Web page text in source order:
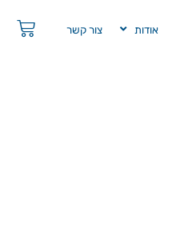
אודות צור קשר